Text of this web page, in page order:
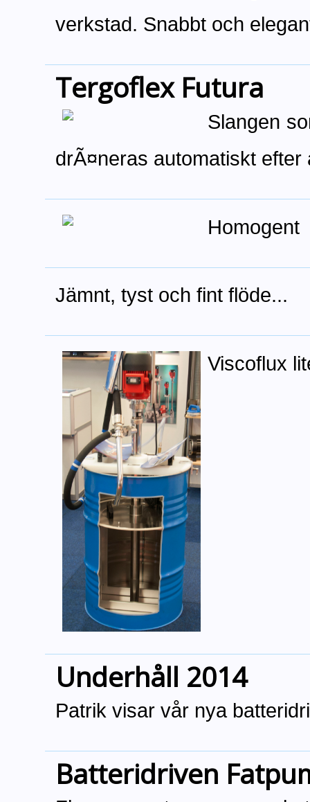
verkstad. Snabbt och
Tergoflex Futura
Slangen
drÃ¤neras automatiskt
Homogent
Jämnt, tyst och fint flöde...
Viscoflux
Underhåll 2014
Patrik visar vår nya
Batteridriven